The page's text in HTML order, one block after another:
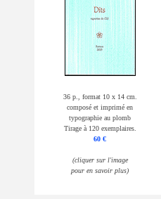
36 p., format 10 x 14 cm.
composé et imprimé en
typographie au plomb
Tirage à 120 exemplaires.
60 €
(cliquer sur l'image
pour en savoir plus)